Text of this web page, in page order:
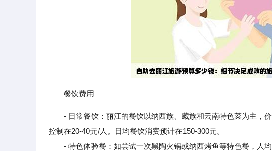
餐饮费用
- 日常餐饮：丽江的餐饮以纳西族、藏族和云南特色菜为主，
控制在20-40元/人。日均餐饮消费预计在150-300元。
- 特色体验餐：如尝试一次黑陶火锅或纳西烤鱼等特色餐，人均